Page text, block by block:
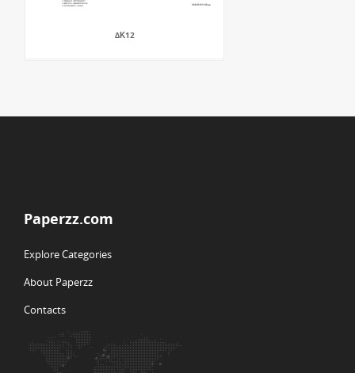
∆Κ12
Paperzz.com
Explore Categories
About Paperzz
Contacts